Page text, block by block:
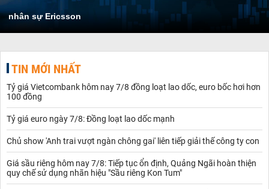
nhân sự Ericsson
TIN MỚI NHẤT
Tỷ giá Vietcombank hôm nay 7/8 đồng loạt lao dốc, euro bốc hơi hơn
100 đồng
Tỷ giá euro ngày 7/8: Đồng loạt lao dốc mạnh
Chủ show 'Anh trai vượt ngàn chông gai' liên tiếp giải thế công ty con
Giá sầu riêng hôm nay 7/8: Tiếp tục ổn định, Quảng Ngãi hoàn thiện
quy chế sử dụng nhãn hiệu "Sầu riêng Kon Tum"